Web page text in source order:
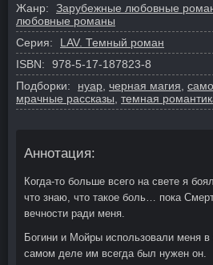
Жанр:
Зарубежные любовные
любовные романы
Серия:
LAV. Темный роман
ISBN:
978-5-17-187823-8
Подборки:
нуар черная магия
мрачные рассказы темная
Аннотация:
Когда-то больше всего на свете я
что знаю, что такое боль… пока
вечности ради меня.
Богини и Мойры использовали меня в
самом деле им всегда был нужен он.